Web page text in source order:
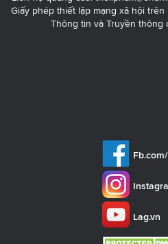
Giấy phép thiết lập mạng xã hội trên
Thông tin và Truyền thông
Fb.com/
Lag.vn